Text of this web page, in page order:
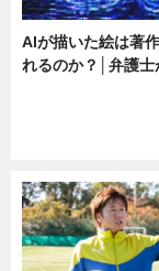
AIが描いた絵は著
れるのか？│弁護士